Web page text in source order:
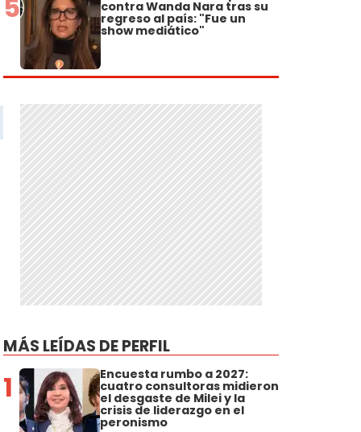
5 contra Wanda Nara tras su
regreso al país: "Fue un
show mediático"
MÁS LEÍDAS DE PERFIL
1 Encuesta rumbo a 2027:
cuatro consultoras midieron
el desgaste de Milei y la
crisis de liderazgo en el
peronismo